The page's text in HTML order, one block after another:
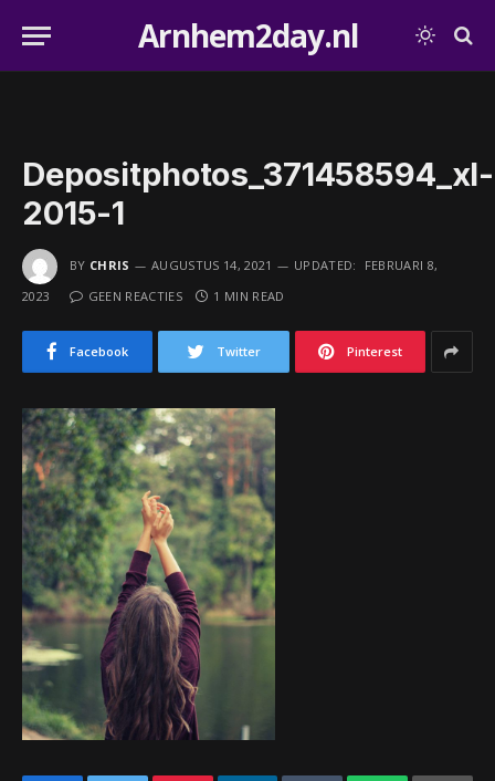
Arnhem2day.nl
Depositphotos_371458594_xl-
2015-1
BY CHRIS AUGUSTUS 14, 2021 UPDATED:
FEBRUARI 8,
2023
GEEN REACTIES 1 MIN READ
Facebook Twitter Pinterest